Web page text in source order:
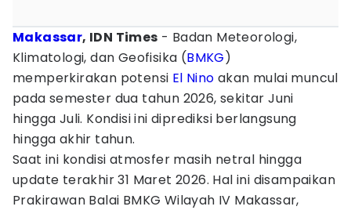
Makassar, IDN Times - Badan Meteorologi,
Klimatologi, dan Geofisika (BMKG)
memperkirakan potensi El Nino akan mulai muncul
pada semester dua tahun 2026, sekitar Juni
hingga Juli. Kondisi ini diprediksi berlangsung
hingga akhir tahun.
Saat ini kondisi atmosfer masih netral hingga
update terakhir 31 Maret 2026. Hal ini disampaikan
Prakirawan Balai BMKG Wilayah IV Makassar,